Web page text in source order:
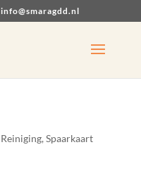
info@smaragdd.nl
Reiniging, Spaarkaart